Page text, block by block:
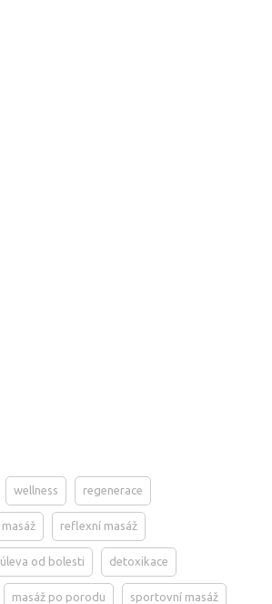
wellness regenerace
masáž reflexní masáž
úleva od bolesti detoxikace
masáž po porodu sportovní masáž